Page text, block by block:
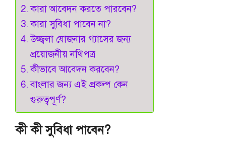
কারা আবেদন করতে পারবেন?
কারা সুবিধা পাবেন না?
উজ্জ্বলা যোজনার গ্যাসের জন্য
প্রয়োজনীয় নথিপত্র
কীভাবে আবেদন করবেন?
বাংলার জন্য এই প্রকল্প কেন
গুরুত্বপূর্ণ?
কী কী সুবিধা পাবেন?